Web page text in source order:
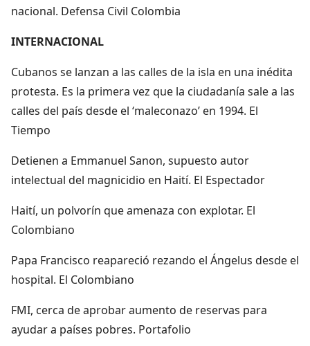
nacional. Defensa Civil Colombia
INTERNACIONAL
Cubanos se lanzan a las calles de la isla en una inédita
protesta. Es la primera vez que la ciudadanía sale a las
calles del país desde el ‘maleconazo’ en 1994. El
Tiempo
Detienen a Emmanuel Sanon, supuesto autor
intelectual del magnicidio en Haití. El Espectador
Haití, un polvorín que amenaza con explotar. El
Colombiano
Papa Francisco reapareció rezando el Ángelus desde el
hospital. El Colombiano
FMI, cerca de aprobar aumento de reservas para
ayudar a países pobres. Portafolio